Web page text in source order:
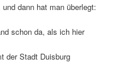
dann hat man überlegt:
schon da, als ich hier
der Stadt Duisburg